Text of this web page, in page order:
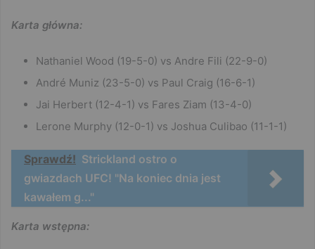
Karta główna:
Nathaniel Wood (19-5-0) vs Andre Fili (22-9-0)
André Muniz (23-5-0) vs Paul Craig (16-6-1)
Jai Herbert (12-4-1) vs Fares Ziam (13-4-0)
Lerone Murphy (12-0-1) vs Joshua Culibao (11-1-1)
Sprawdź! Strickland ostro o
gwiazdach UFC! "Na koniec dnia jest
kawałem g..."
Karta wstępna: